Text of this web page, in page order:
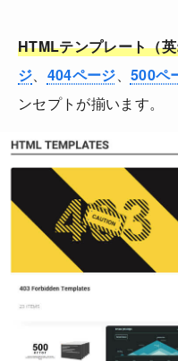
HTMLテンプレート（
ジ
404ページ 500ペ
ンセプトが揃います。